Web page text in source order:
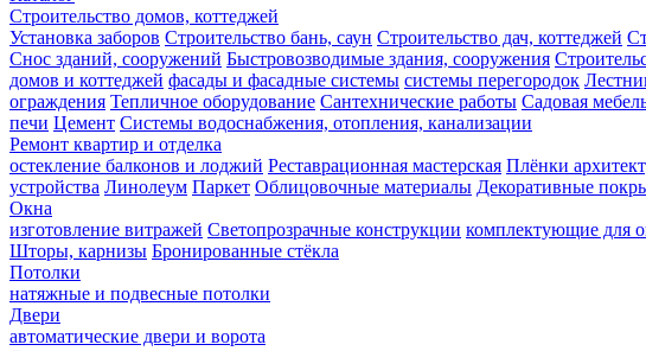
Строительство домов, коттеджей
Установка заборов Строительство бань, саун Строительство дач, коттеджей
Снос зданий, сооружений Быстровозводимые здания, сооружения
домов и коттеджей фасады и фасадные системы системы перегородок
ограждения Тепличное оборудование Сантехнические работы Садовая
печи Цемент Системы водоснабжения, отопления, канализации
Ремонт квартир и отделка
остекление балконов и лоджий Реставрационная мастерская Плёнки
устройства Линолеум Паркет Облицовочные материалы Декоративные
Окна
изготовление витражей Светопрозрачные конструкции комплектующие для
Шторы, карнизы Бронированные стёкла
Потолки
натяжные и подвесные потолки
Двери
автоматические двери и ворота